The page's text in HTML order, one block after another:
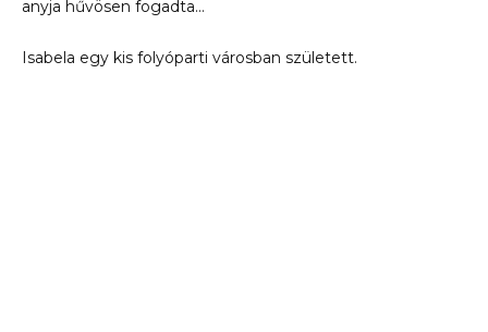
anyja hűvösen fogadta…
Isabela egy kis folyóparti városban született.